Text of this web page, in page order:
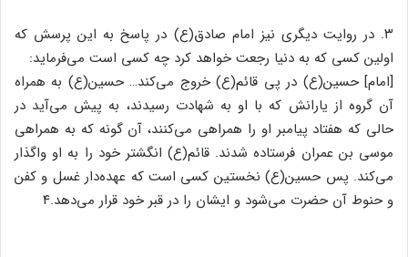
۳. در روایت دیگری نیز امام صادق(ع) در پاسخ به این پرسش که
اولین کسی که به دنیا رجعت خواهد کرد چه کسی است می‌فرماید:
[امام] حسین(ع) در پی قائم(ع) خروج می‌کند… حسین(ع) به همراه
آن گروه از یارانش که با او به شهادت رسیدند، به پیش می‌آید در
حالی که هفتاد پیامبر او را همراهی می‌کنند، آن گونه که به همراهی
موسی بن عمران فرستاده شدند. قائم(ع) انگشتر خود را به او واگذار
می‌کند. پس حسین(ع) نخستین کسی است که عهده‌دار غسل و کفن
و حنوط آن حضرت می‌شود و ایشان را در قبر خود قرار می‌دهد.۴